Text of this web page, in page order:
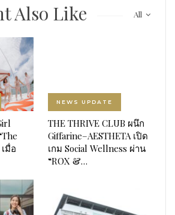
All
Also Like
มื่อ
NEWS UPDATE
THE THRIVE CLUB ผนึก
Giffarine–AESTHETA เปิด
เกม Social Wellness ผ่าน
“ROX &…